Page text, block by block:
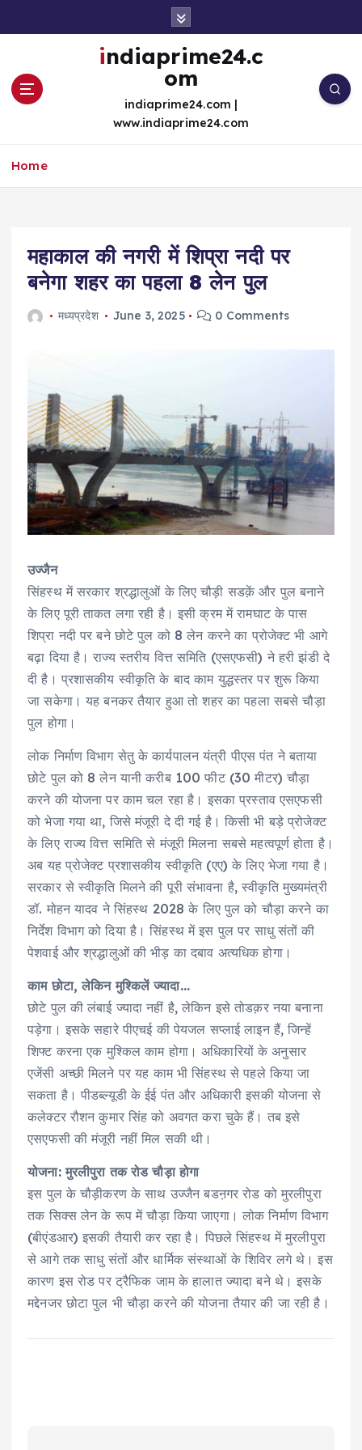
indiaprime24.c
om
indiaprime24.com |
www.indiaprime24.com
Home
महाकाल की नगरी में शिप्रा नदी पर
बनेगा शहर का पहला 8 लेन पुल
मध्यप्रदेश June 3, 2025 0 Comments
उज्जैन
सिंहस्थ में सरकार श्रद्धालुओं के लिए चौड़ी सडक़ें और पुल बनाने
के लिए पूरी ताकत लगा रही है। इसी क्रम में रामघाट के पास
शिप्रा नदी पर बने छोटे पुल को 8 लेन करने का प्रोजेक्ट भी आगे
बढ़ा दिया है। राज्य स्तरीय वित्त समिति (एसएफसी) ने हरी झंडी दे
दी है। प्रशासकीय स्वीकृति के बाद काम युद्धस्तर पर शुरू किया
जा सकेगा। यह बनकर तैयार हुआ तो शहर का पहला सबसे चौड़ा
पुल होगा।
लोक निर्माण विभाग सेतु के कार्यपालन यंत्री पीएस पंत ने बताया
छोटे पुल को 8 लेन यानी करीब 100 फीट (30 मीटर) चौड़ा
करने की योजना पर काम चल रहा है। इसका प्रस्ताव एसएफसी
को भेजा गया था, जिसे मंजूरी दे दी गई है। किसी भी बड़े प्रोजेक्ट
के लिए राज्य वित्त समिति से मंजूरी मिलना सबसे महत्वपूर्ण होता है।
अब यह प्रोजेक्ट प्रशासकीय स्वीकृति (एए) के लिए भेजा गया है।
सरकार से स्वीकृति मिलने की पूरी संभावना है, स्वीकृति मुख्यमंत्री
डॉ. मोहन यादव ने सिंहस्थ 2028 के लिए पुल को चौड़ा करने का
निर्देश विभाग को दिया है। सिंहस्थ में इस पुल पर साधु संतों की
पेशवाई और श्रद्धालुओं की भीड़ का दबाव अत्यधिक होगा।
काम छोटा, लेकिन मुश्किलें ज्यादा…
छोटे पुल की लंबाई ज्यादा नहीं है, लेकिन इसे तोडक़र नया बनाना
पड़ेगा। इसके सहारे पीएचई की पेयजल सप्लाई लाइन हैं, जिन्हें
शिफ्ट करना एक मुश्किल काम होगा। अधिकारियों के अनुसार
एजेंसी अच्छी मिलने पर यह काम भी सिंहस्थ से पहले किया जा
सकता है। पीडब्ल्यूडी के ईई पंत और अधिकारी इसकी योजना से
कलेक्टर रौशन कुमार सिंह को अवगत करा चुके हैं। तब इसे
एसएफसी की मंजूरी नहीं मिल सकी थी।
योजना: मुरलीपुरा तक रोड चौड़ा होगा
इस पुल के चौड़ीकरण के साथ उज्जैन बडऩगर रोड को मुरलीपुरा
तक सिक्स लेन के रूप में चौड़ा किया जाएगा। लोक निर्माण विभाग
(बीएंडआर) इसकी तैयारी कर रहा है। पिछले सिंहस्थ में मुरलीपुरा
से आगे तक साधु संतों और धार्मिक संस्थाओं के शिविर लगे थे। इस
कारण इस रोड पर ट्रैफिक जाम के हालात ज्यादा बने थे। इसके
मद्देनजर छोटा पुल भी चौड़ा करने की योजना तैयार की जा रही है।